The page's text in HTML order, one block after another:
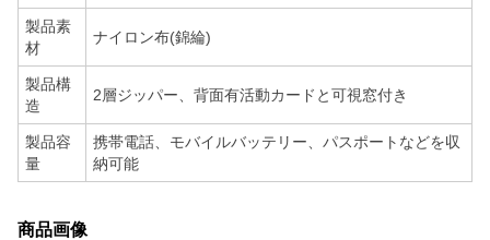
製品素
材
ナイロン布(錦綸)
製品構
造
2層ジッパー、背面有活動カードと可視窓付き
製品容
量
携帯電話、モバイルバッテリー、パスポートなどを収
納可能
商品画像